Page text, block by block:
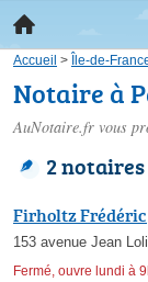
Accueil > Île-de-
Notaire à
AuNotaire.fr vous
2
Firholtz Frédéric
153 avenue Jean
Fermé, ouvre lundi à